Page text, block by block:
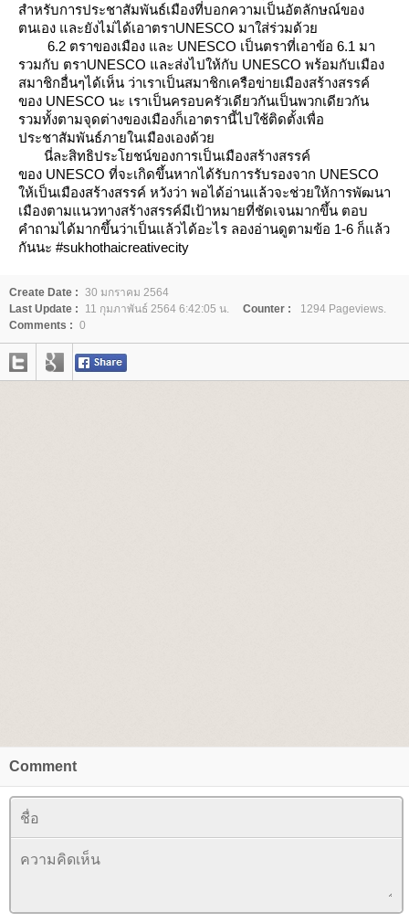
สำหรับการประชาสัมพันธ์เมืองที่บอกความเป็นอัตลักษณ์ของ
ตนเอง และยังไม่ได้เอาตราUNESCO มาใส่ร่วมด้ว
6.2 ตราของเมือง และ UNESCO เป็นตราที่เอาข้อ 6.1 มา
รวมกับ ตราUNESCO และส่งไปให้กับ UNESCO พร้อมกับเมือง
สมาชิกอื่นๆได้เห็น ว่าเราเป็นสมาชิกเครือข่ายเมืองสร้างสรรค์
ของ UNESCO นะ เราเป็นครอบครัวเดียวกันเป็นพวกเดียวกัน
รวมทั้งตามจุดต่างของเมืองก็เอาตรานี้ไปใช้ติดตั้งเพื่อ
ประชาสัมพันธ์ภายในเมืองเองด้ว
นี่ละสิทธิประโยชน์ของการเป็นเมืองสร้างสรรค์
ของ UNESCO ที่จะเกิดขึ้นหากได้รับการรับรองจาก UNESCO
ห้เป็นเมืองสร้างสรรค์ หวังว่า พอได้อ่านแล้วจะช่วยให้การพัฒนา
เมืองตามแนวทางสร้างสรรค์มีเป้าหมายที่ชัดเจนมากขึ้น ตอบ
คำถามได้มากขึ้นว่าเป็นแล้วได้อะไร ลองอ่านดูตามข้อ 1-6 ก็แล้ว
กันนะ #sukhothaicreativecity
Create Date : 30 มกราคม 2564
Last Update :
11 กุมภาพันธ์ 2564 6:42:05 น. Counter :
1294 Pageviews.
Comments : 0
Comment